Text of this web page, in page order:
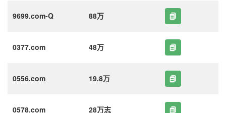
9699.com-Q 88万
0377.com 48万
0556.com 19.8万
0578.com 28万志